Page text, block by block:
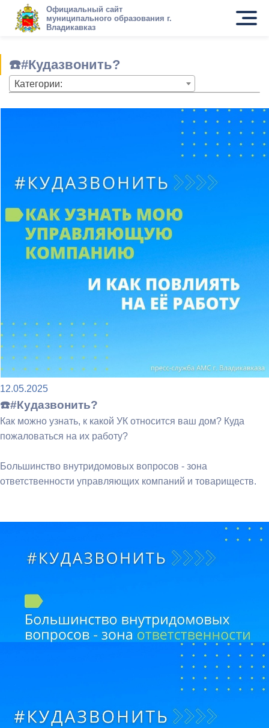
Официальный сайт
муниципального образования г.
Владикавказ
☎️#Кудазвонить?
Категории:
12.05.2025
☎️#Кудазвонить?
Как можно узнать, к какой УК относится ваш дом? Куда
пожаловаться на их работу?
Большинство внутридомовых вопросов - зона
ответственности управляющих компаний и товариществ.